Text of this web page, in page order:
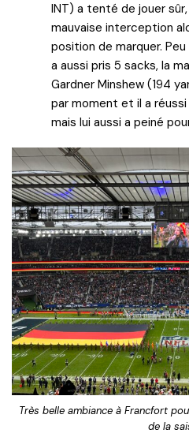
INT) a tenté de jouer
mauvaise interception
position de marquer.
a aussi pris 5 sacks, la
Gardner Minshew (194
par moment et il a
mais lui aussi a peiné
Très belle ambiance à Francfort
de la